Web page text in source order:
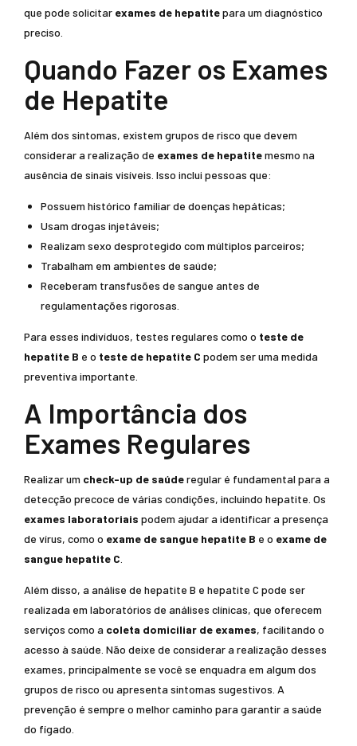
que pode solicitar exames de hepatitepara um diagnóstico
preciso.
Quando Fazer os Exames
de Hepatite
Além dos sintomas, existem grupos de risco que devem
considerar a realização de exames de hepatitemesmo na
ausência de sinais visíveis. Isso inclui pessoas que:
Possuem histórico familiar de doenças hepáticas;
Usam drogas injetáveis;
Realizam sexo desprotegido com múltiplos parceiros;
Trabalham em ambientes de saúde;
Receberam transfusões de sangue antes de
regulamentações rigorosas.
Para esses indivíduos, testes regulares como o teste de
hepatite B e o teste de hepatite C podem ser uma medida
preventiva importante.
A Importância dos
Exames Regulares
Realizar um check-up de saúderegular é fundamental para a
detecção precoce de várias condições, incluindo hepatite. Os
exames laboratoriais podem ajudar a identificar a presença
de vírus, como o exame de sangue hepatite B e o exame de
sangue hepatite C
Além disso, a análise de hepatite B e hepatite C pode ser
realizada em laboratórios de análises clínicas, que oferecem
serviços como a coleta domiciliar de exames, facilitando o
acesso à saúde. Não deixe de considerar a realização desses
exames, principalmente se você se enquadra em algum dos
grupos de risco ou apresenta sintomas sugestivos. A
prevenção é sempre o melhor caminho para garantir a saúde
do fígado.